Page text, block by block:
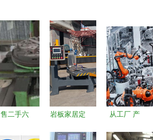
二手六
岩板家居定
从工厂 产